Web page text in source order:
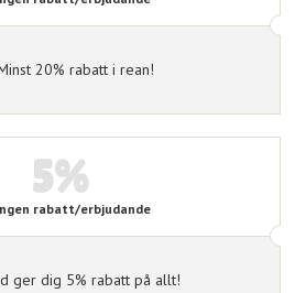
20% rabatt i rean!
5%
rabatt/erbjudande
ger dig 5% rabatt på allt!